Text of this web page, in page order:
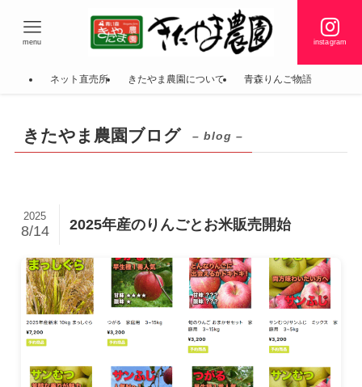
instagram
menu
ネット直売所 きたやま農園について 青森りんご物語
きたやま農園ブログ – blog –
2025年産のりんごとお米販売開始
2025
8/14